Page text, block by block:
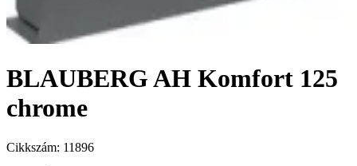
BLAUBERG AH Komfort 125
chrome
Cikkszám: 11896